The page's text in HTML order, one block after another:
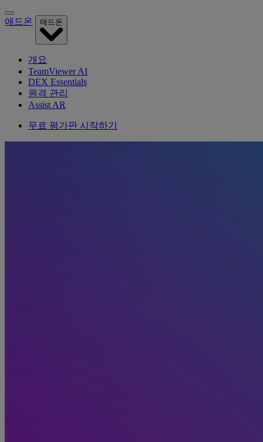
애드온 애드온
개요
TeamViewer AI
DEX Essentials
원격 관리
Assist AR
무료 평가판 시작하기